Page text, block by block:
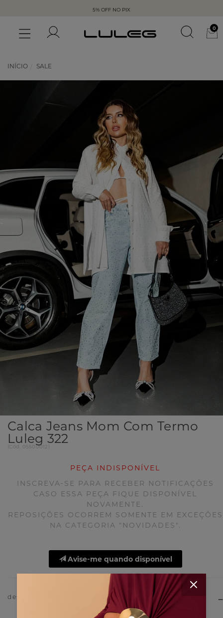
5% OFF NO PIX
0
INÍCIO SALE
Calca Jeans Mom Com Termo
Luleg 322
(Cód. 05500012
PEÇA INDISPONÍVEL
INSCREVA-SE PARA RECEBER NOTIFICAÇÕES
CASO ESSA PEÇA FIQUE DISPONÍVEL
NOVAMENTE.
REPOSIÇÕES OCORREM SOMENTE EM EXCEÇÕES
NA CATEGORIA "NOVIDADES".
Avise-me quando disponível
descrição do produto